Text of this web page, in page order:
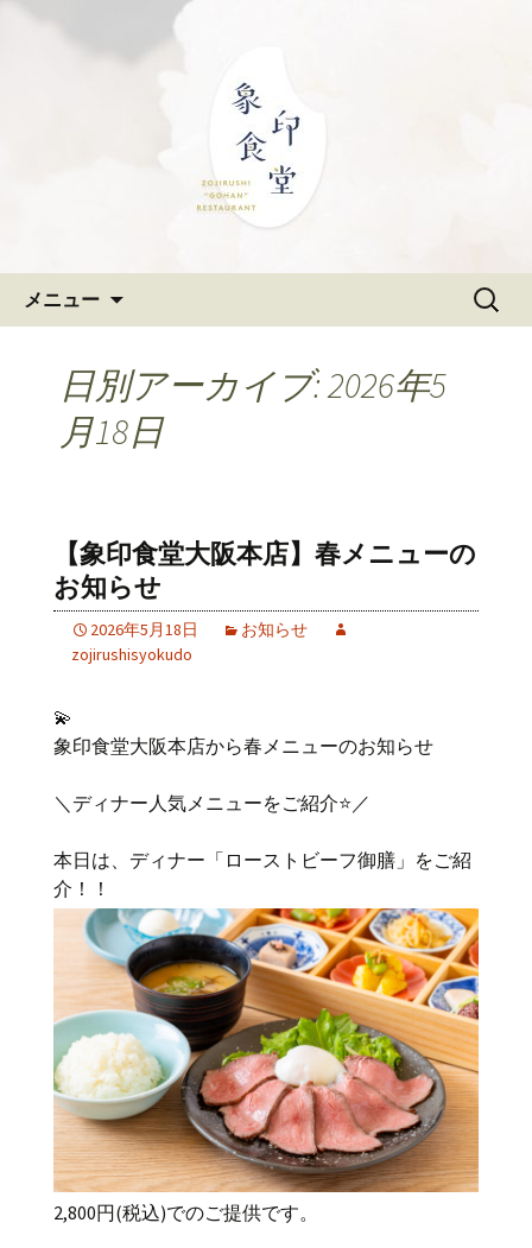
難波・なんばスカイオにある
和食「象印食堂」の公式ブログ
大阪難波の和食「象印食堂」。象印マ
ホービンが、「ごはんレストラン」と
して、美味しいごはんをご提供しま
メニュー
検
日別アーカイブ: 2026年5
月18日
【象印食堂大阪本店】春メニューの
お知らせ
2026年5月18日
お知らせ
zojirushisyokudo
💫
象印食堂大阪本店から春メニューのお知らせ
＼ディナー人気メニューをご紹介⭐／
本日は、ディナー「ローストビーフ御膳」をご紹
介！！
2,800円(税込)でのご提供です。